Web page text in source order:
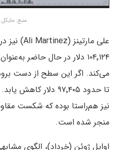
منبع:
۱۰۴٬۱۲۴ دلار در حال حاضر
می‌کند. اگر این سطح از دست
تا حدود ۹۷٬۴۰۵ دلار
نیز هم‌راستا بوده که شکست
منجر شده است.
اوایل ژوئن (خرداد)، الگوی